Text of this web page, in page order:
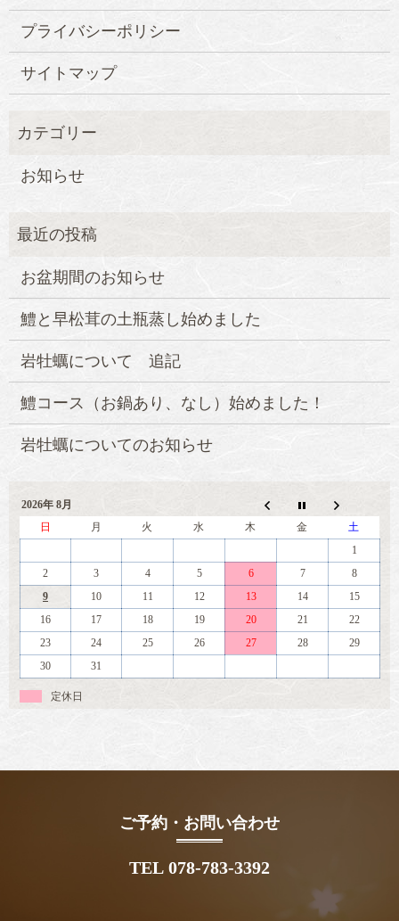
プライバシーポリシー
サイトマップ
お知らせ
お盆期間のお知らせ
鱧と早松茸の土瓶蒸し始めました
岩牡蠣について 追記
鱧コース（お鍋あり、なし）始めました！
岩牡蠣についてのお知らせ
2026年 8月
日
月 火 水 木 金
土
1
2
3 4 5 6 7
8
9
10 11 12 13 14
15
16
17 18 19 20 21
22
23
24 25 26 27 28
29
30
31
定休日
ご予約・お問い合わせ
TEL 078-783-3392